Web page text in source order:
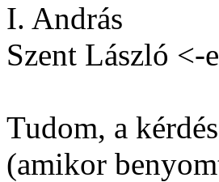
I. András
Szent László <-
Tudom, a
(amikor